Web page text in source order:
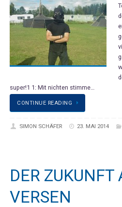
super!1 1: Mit nichten stimme…
CONTINUE READING
SIMON SCHÄFER 23. MAI 2014
DER ZUKUNFT
VERSEN